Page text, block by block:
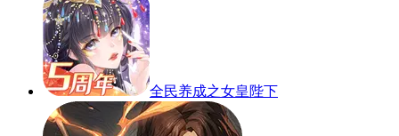
全民养成之女皇陛下